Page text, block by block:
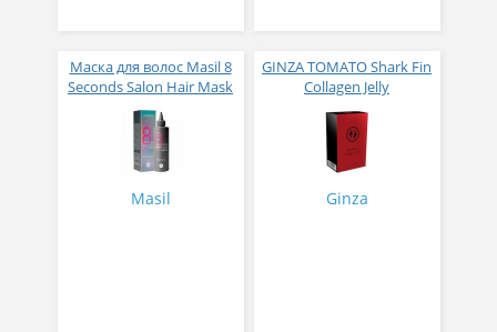
Маска для волос Masil 8
Seconds Salon Hair Mask
200 мл
Masil
GINZA TOMATO Shark Fin
Collagen Jelly
Коллагеновое желе из
плавников голубой
акулы со вкусом манго
№ 14
Ginza